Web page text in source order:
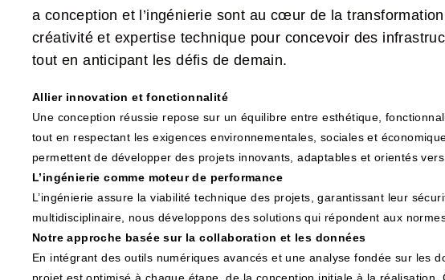
a conception et l’ingénierie sont au cœur de la
créativité et expertise technique pour concevoir des
tout en anticipant les défis de demain.
Allier innovation et fonctionnalité
Une conception réussie repose sur un équilibre entre esthétique,
tout en respectant les exigences environnementales, sociales et
permettent de développer des projets innovants, adaptables et orientés vers
L’ingénierie comme moteur de performance
L’ingénierie assure la viabilité technique des projets, garantissant leur
multidisciplinaire, nous développons des solutions qui répondent aux
Notre approche basée sur la collaboration et les données
En intégrant des outils numériques avancés et une analyse fondée sur les